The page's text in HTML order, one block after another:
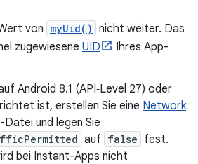
von myUid() nicht weiter. Das
zugewiesene UID
Ihres App-
Android 8.1 (API‑Level 27) oder
ist, erstellen Sie eine Network
-Datei und legen Sie
auf false fest.
bei Instant-Apps nicht